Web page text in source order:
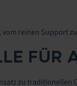
reinen Support
FÜR
zu